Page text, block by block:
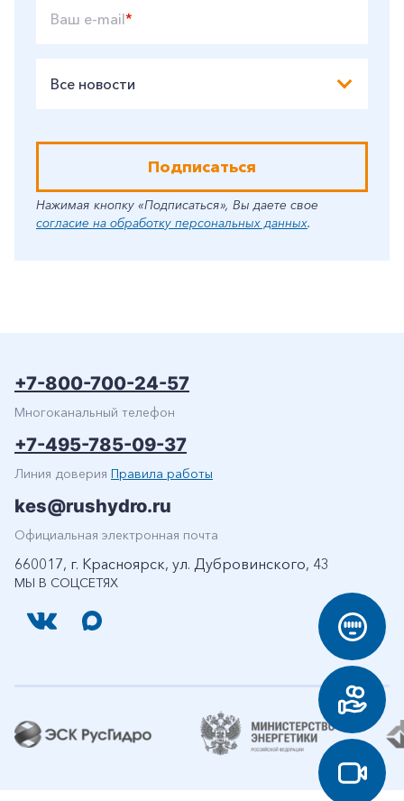
Ваш e-mail*
Все новости
Подписаться
Нажимая кнопку «Подписаться», Вы даете свое
согласие на обработку персональных данных.
МЫ В СОЦСЕТЯХ
+7-800-700-24-57
Многоканальный телефон
+7-495-785-09-37
Линия доверия Правила работы
kes@rushydro.ru
Официальная электронная почта
660017, г. Красноярск, ул. Дубровинского, 43